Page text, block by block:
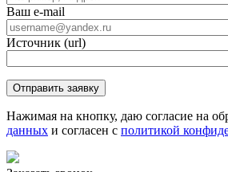
Ваш e-mail
Источник (url)
Нажимая на кнопку, даю согласие на
данных и согласен с политикой